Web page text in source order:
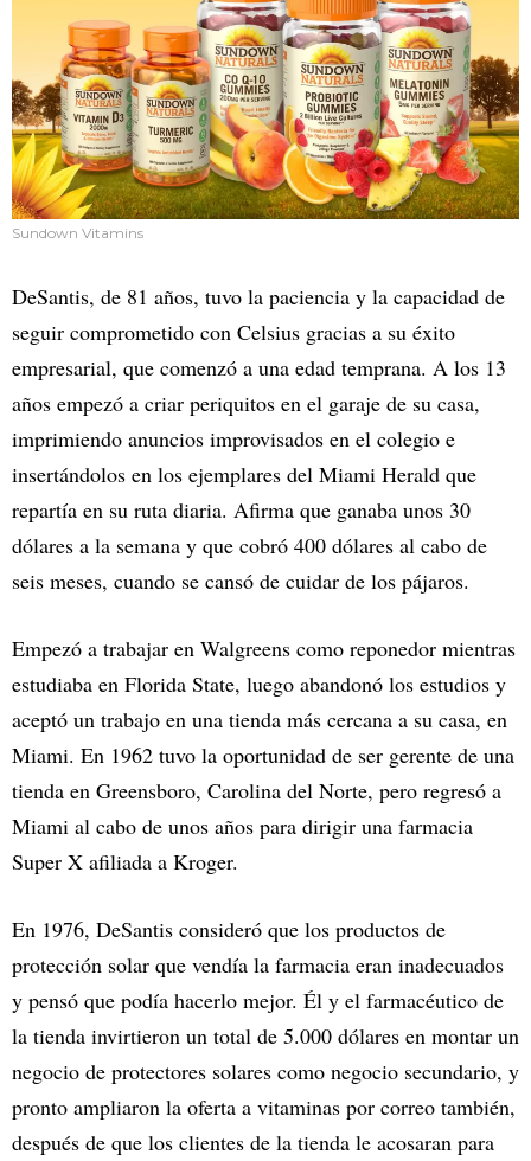
Sundown Vitamins
DeSantis, de 81 años, tuvo la paciencia y la capacidad de
seguir comprometido con Celsius gracias a su éxito
empresarial, que comenzó a una edad temprana. A los 13
años empezó a criar periquitos en el garaje de su casa,
imprimiendo anuncios improvisados en el colegio e
insertándolos en los ejemplares del Miami Herald que
repartía en su ruta diaria. Afirma que ganaba unos 30
dólares a la semana y que cobró 400 dólares al cabo de
seis meses, cuando se cansó de cuidar de los pájaros.
Empezó a trabajar en Walgreens como reponedor mientras
estudiaba en Florida State, luego abandonó los estudios y
aceptó un trabajo en una tienda más cercana a su casa, en
Miami. En 1962 tuvo la oportunidad de ser gerente de una
tienda en Greensboro, Carolina del Norte, pero regresó a
Miami al cabo de unos años para dirigir una farmacia
Super X afiliada a Kroger.
En 1976, DeSantis consideró que los productos de
protección solar que vendía la farmacia eran inadecuados
y pensó que podía hacerlo mejor. Él y el farmacéutico de
la tienda invirtieron un total de 5.000 dólares en montar un
negocio de protectores solares como negocio secundario, y
pronto ampliaron la oferta a vitaminas por correo también,
después de que los clientes de la tienda le acosaran para